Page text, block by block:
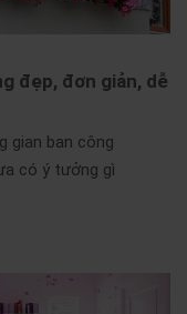
đẹp, đơn giản, dễ
gian ban công
có ý tưởng gì